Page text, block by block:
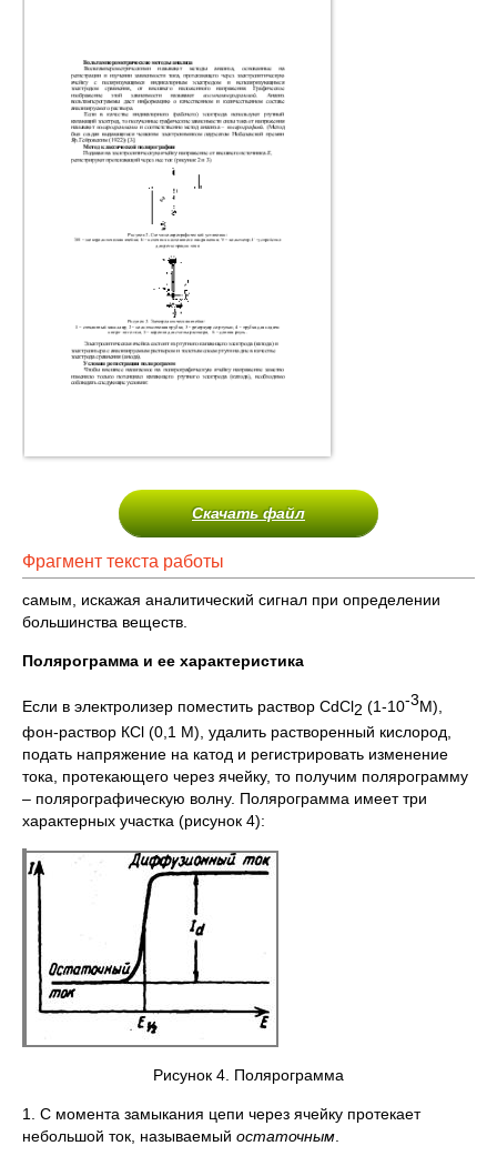
Скачать файл
Фрагмент текста работы
самым, искажая аналитический сигнал при определении
большинства веществ.
Полярограмма и ее характеристика
Если в электролизер поместить раствор CdCl2 (1-10-3М),
фон-раствор КСl (0,1 М), удалить растворенный кислород,
подать напряжение на катод и регистрировать изменение
тока, протекающего через ячейку, то получим полярограмму
– полярографическую волну. Полярограмма имеет три
характерных участка (рисунок 4):
Рисунок 4. Полярограмма
1. С момента замыкания цепи через ячейку протекает
небольшой ток, называемый остаточным.